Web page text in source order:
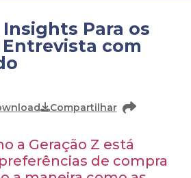
Insights Para os
Entrevista com
para acessar o conteúdo
Compartilhar
a Geração Z está
de compra